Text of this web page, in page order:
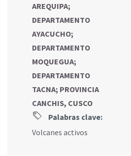
AREQUIPA;
DEPARTAMENTO
AYACUCHO;
DEPARTAMENTO
MOQUEGUA;
DEPARTAMENTO
TACNA; PROVINCIA
CANCHIS, CUSCO
Palabras clave:
Volcanes activos